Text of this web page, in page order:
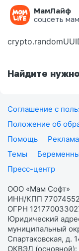
МамЛайф
соцсеть
Ошибка на
Найдите
Соглашение с
Положение об
Помощь
Темы
Пресс-центр
ООО «Мам Софт»
ИНН/КПП
ОГРН
Юридический
муниципальный
Спартаковская, д.
ОКВЭД (основной):